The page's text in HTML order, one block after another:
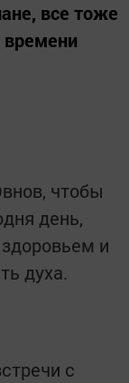
все тоже
времени
чтобы
день,
и
духа.
с